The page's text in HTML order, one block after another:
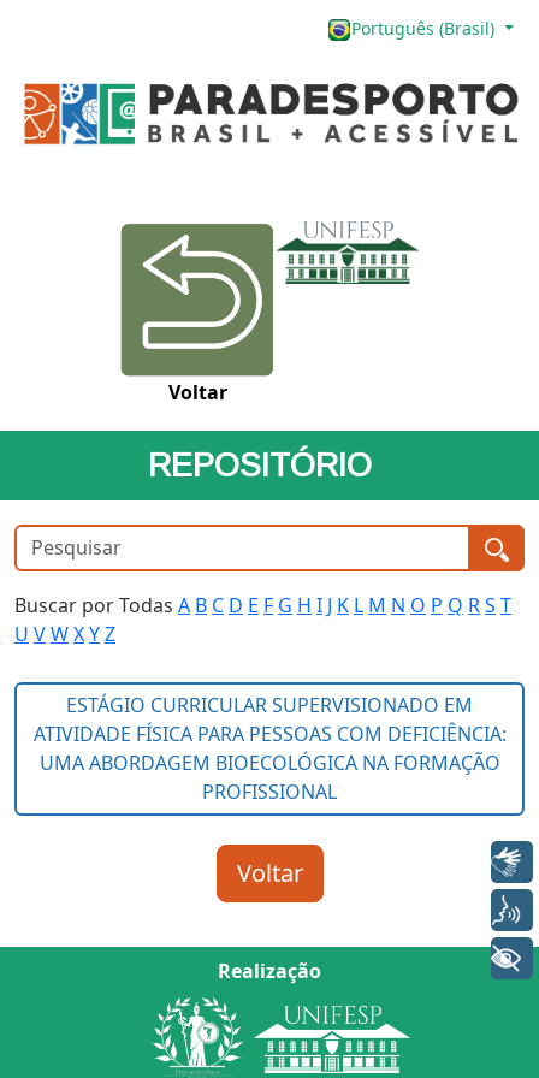
Português (Brasil)
Voltar
REPOSITÓRIO
Buscar por Todas A B C D E F G H I J K L M N O P Q RS T
U VWXYZ
Realização